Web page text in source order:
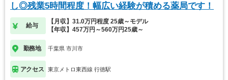
し◎残業5時間程度！幅広い経験が積める薬局です！
給与
【月収】31.0万円程度 25歳～モデル
【年収】457万円～560万円25歳～
勤務地 千葉県 市川市
アクセス 東京メトロ東西線 行徳駅